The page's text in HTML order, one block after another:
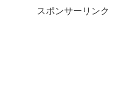
スポンサーリンク